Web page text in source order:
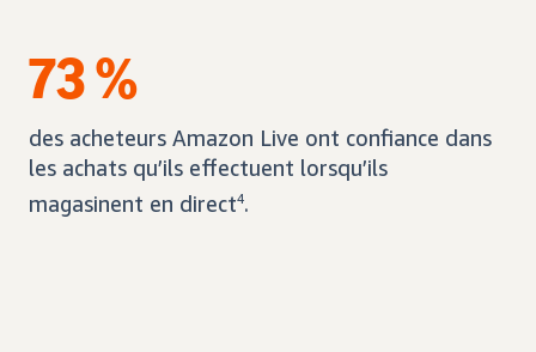
73 %
des acheteurs Amazon Live ont confiance dans
les achats qu’ils effectuent lorsqu’ils
magasinent en direct4.